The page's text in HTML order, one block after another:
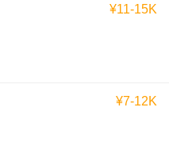
¥11-15K
¥7-12K